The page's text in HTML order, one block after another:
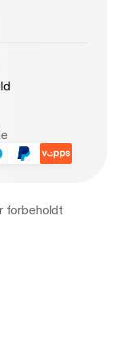
forbeholdt